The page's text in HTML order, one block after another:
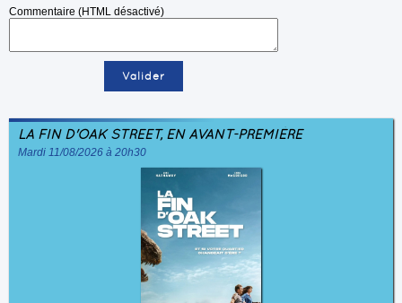
Commentaire (HTML désactivé)
LA FIN D'OAK STREET, EN AVANT-PREMIÈRE
Mardi 11/08/2026 à 20h30